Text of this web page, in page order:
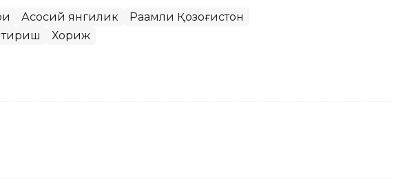
Асосий янгилик
Рақамли Қозоғистон
Хориж